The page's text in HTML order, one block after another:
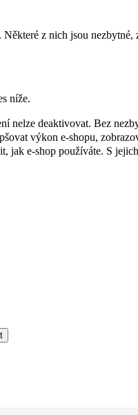
z nich jsou
níže.
nelze deaktivovat. Bez
výkon e-shopu,
jak e-shop používáte. S